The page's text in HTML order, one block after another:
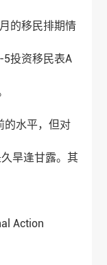
的移民排期情
投资移民表A
的水平，但对
旱逢甘露。其
Action